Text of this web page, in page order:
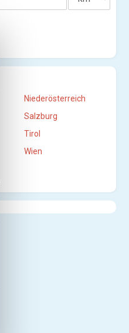
Niederösterreich
Salzburg
Tirol
Wien